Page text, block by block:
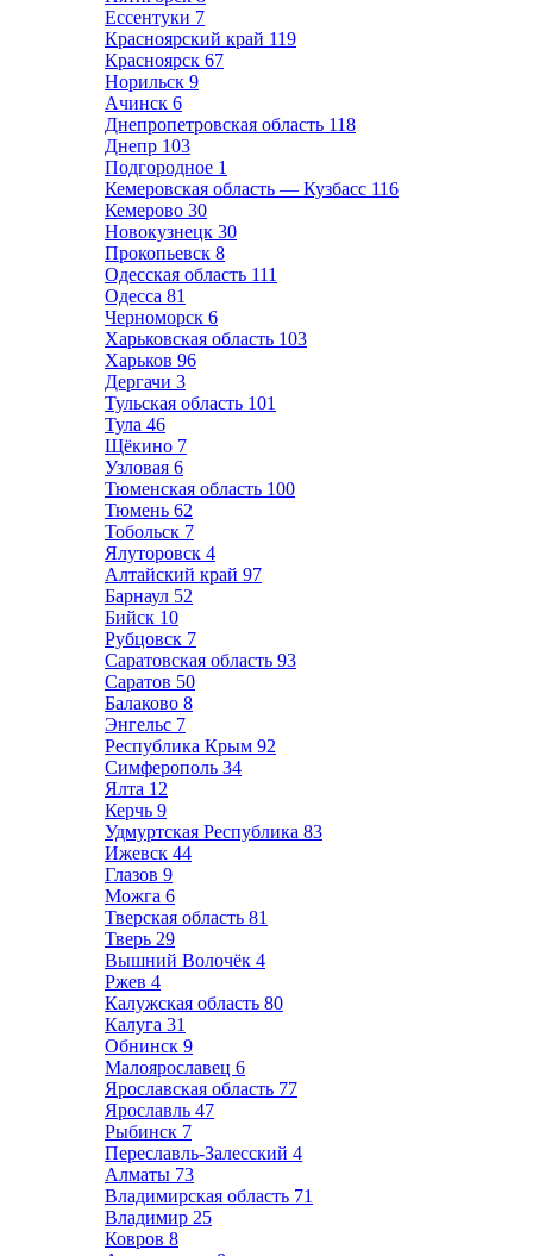
Ессентуки 7
Красноярский край 119
Красноярск 67
Норильск 9
Ачинск 6
Днепропетровская область 118
Днепр 103
Подгородное 1
Кемеровская область — Кузбасс 116
Кемерово 30
Новокузнецк 30
Прокопьевск 8
Одесская область 111
Одесса 81
Черноморск 6
Харьковская область 103
Харьков 96
Дергачи 3
Тульская область 101
Тула 46
Щёкино 7
Узловая 6
Тюменская область 100
Тюмень 62
Тобольск 7
Ялуторовск 4
Алтайский край 97
Барнаул 52
Бийск 10
Рубцовск 7
Саратовская область 93
Саратов 50
Балаково 8
Энгельс 7
Республика Крым 92
Симферополь 34
Ялта 12
Керчь 9
Удмуртская Республика 83
Ижевск 44
Глазов 9
Можга 6
Тверская область 81
Тверь 29
Вышний Волочёк 4
Ржев 4
Калужская область 80
Калуга 31
Обнинск 9
Малоярославец 6
Ярославская область 77
Ярославль 47
Рыбинск 7
Переславль-Залесский 4
Алматы 73
Владимирская область 71
Владимир 25
Ковров 8